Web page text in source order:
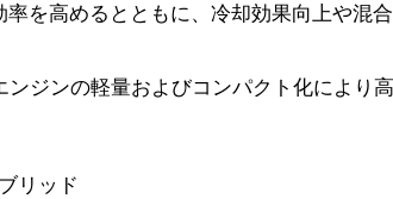
を高めるとともに、冷却効果向上や混合
ジンの軽量およびコンパクト化により高
リッド